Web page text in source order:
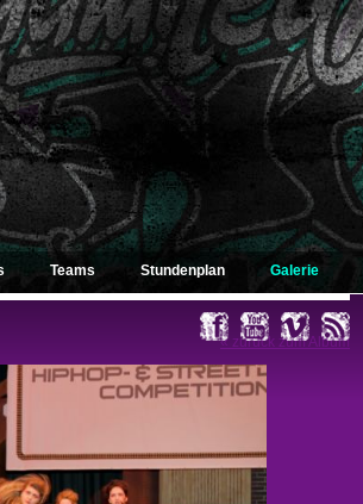
Teams Stundenplan Galerie
« zurück zum Album